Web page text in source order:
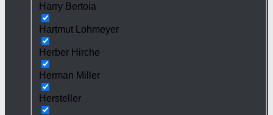
Harry Bertoia
Hartmut Lohmeyer
Herber Hirche
Herman Miller
Hersteller